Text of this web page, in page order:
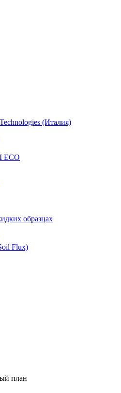
(Италия)
ECO
образцах
Flux)
план